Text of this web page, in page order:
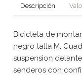
Descripción
Bicicleta de
negro talla M.
suspension
senderos con